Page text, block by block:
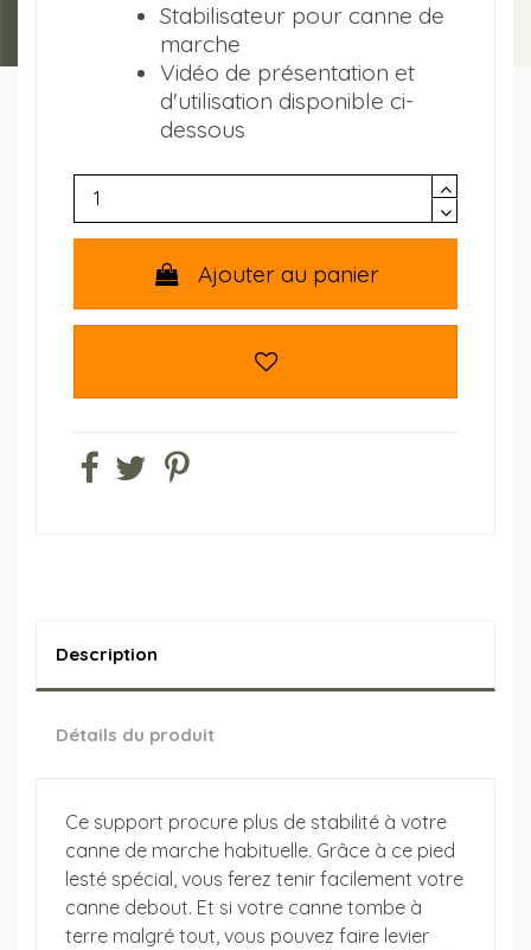
Stabilisateur pour canne de
marche
Vidéo de présentation et
d'utilisation disponible ci-
dessous
Ajouter au panier
Description
Détails du produit
Ce support procure plus de stabilité à votre
canne de marche habituelle. Grâce à ce pied
lesté spécial, vous ferez tenir facilement votre
canne debout. Et si votre canne tombe à
terre malgré tout, vous pouvez faire levier